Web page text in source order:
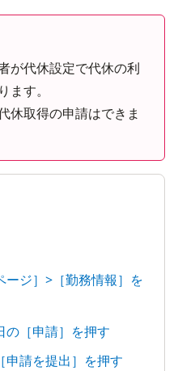
が代休設定で代休の利
す。
休取得の申請はできま
ージ］>［勤務情報］を
の［申請］を押す
申請を提出］を押す